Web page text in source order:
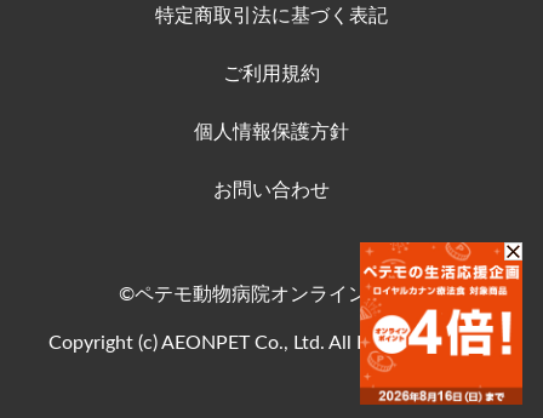
特定商取引法に基づく表記
ご利用規約
個人情報保護方針
お問い合わせ
©ペテモ動物病院オンラインストア
Copyright (c) AEONPET Co., Ltd. All Rights Reserved.